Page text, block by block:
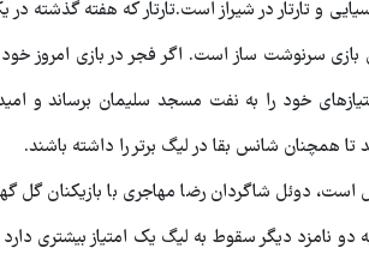
و تارتار در شیراز است.تارتار که هفته گذشته
بازی سرنوشت ساز است. اگر فجر در بازی امروز
خود را به نفت مسجد سلیمان برساند و
همچنان شانس بقا در لیگ برتر را داشته باشند.
دوئل شاگردان رضا مهاجری با بازیکنان گل
دیگر سقوط به لیگ یک امتیاز بیشتری دارد
تنگه هرمز منوط به
ایران از سوی آمریکا